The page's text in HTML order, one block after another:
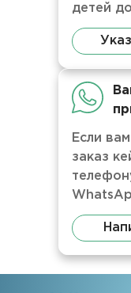
детей
Если
заказ